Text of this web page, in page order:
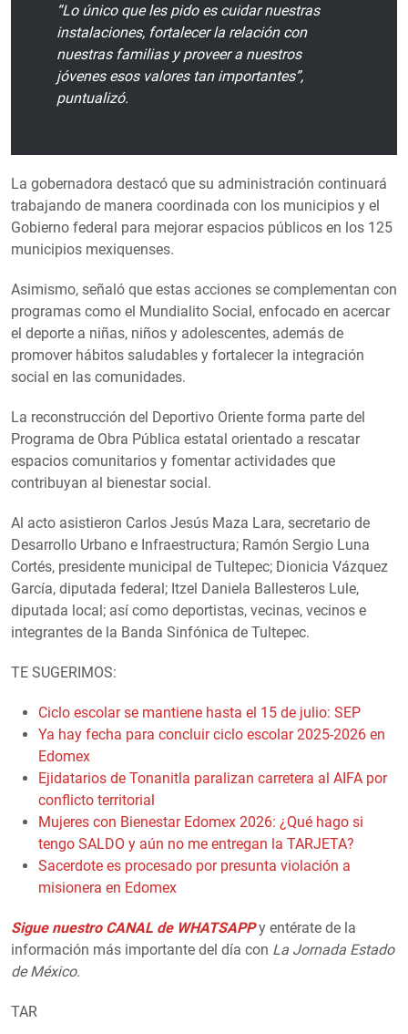
“Lo único que les pido es cuidar nuestras
instalaciones, fortalecer la relación con
nuestras familias y proveer a nuestros
jóvenes esos valores tan importantes”,
puntualizó.
La gobernadora destacó que su administración continuará
trabajando de manera coordinada con los municipios y el
Gobierno federal para mejorar espacios públicos en los 125
municipios mexiquenses.
Asimismo, señaló que estas acciones se complementan con
programas como el Mundialito Social, enfocado en acercar
el deporte a niñas, niños y adolescentes, además de
promover hábitos saludables y fortalecer la integración
social en las comunidades.
La reconstrucción del Deportivo Oriente forma parte del
Programa de Obra Pública estatal orientado a rescatar
espacios comunitarios y fomentar actividades que
contribuyan al bienestar social.
Al acto asistieron Carlos Jesús Maza Lara, secretario de
Desarrollo Urbano e Infraestructura; Ramón Sergio Luna
Cortés, presidente municipal de Tultepec; Dionicia Vázquez
García, diputada federal; Itzel Daniela Ballesteros Lule,
diputada local; así como deportistas, vecinas, vecinos e
integrantes de la Banda Sinfónica de Tultepec.
TE SUGERIMOS:
Ciclo escolar se mantiene hasta el 15 de julio: SEP
Ya hay fecha para concluir ciclo escolar 2025-2026 en
Edomex
Ejidatarios de Tonanitla paralizan carretera al AIFA por
conflicto territorial
Mujeres con Bienestar Edomex 2026: ¿Qué hago si
tengo SALDO y aún no me entregan la TARJETA?
Sacerdote es procesado por presunta violación a
misionera en Edomex
Sigue nuestro CANAL de WHATSAPP y entérate de la
información más importante del día con La Jornada Estado
de México.
TAR